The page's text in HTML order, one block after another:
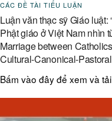
CÁC ĐỀ TÀI TIỂU LUẬN
Luận văn thạc sỹ Giáo
Phật giáo ở Việt Nam nhìn
Marriage between
Cultural-Canonical-
Bấm vào đây để xem và